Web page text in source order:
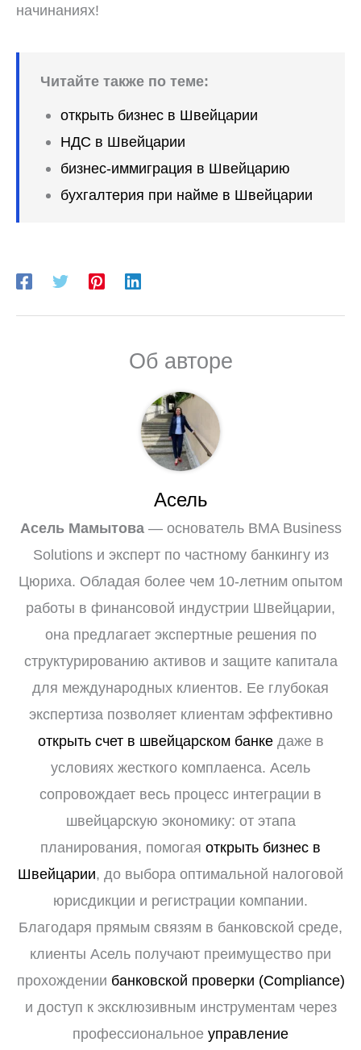
начинаниях!
Читайте также по теме:
открыть бизнес в Швейцарии
НДС в Швейцарии
бизнес-иммиграция в Швейцарию
бухгалтерия при найме в Швейцарии
Об авторе
Асель
Асель Мамытова— основатель BMA Business
Solutions и эксперт по частному банкингу из
Цюриха. Обладая более чем 10-летним опытом
работы в финансовой индустрии Швейцарии,
она предлагает экспертные решения по
структурированию активов и защите капитала
для международных клиентов. Ее глубокая
экспертиза позволяет клиентам эффективно
открыть счет в швейцарском банкедаже в
условиях жесткого комплаенса. Асель
сопровождает весь процесс интеграции в
швейцарскую экономику: от этапа
планирования, помогая открыть бизнес в
Швейцарии, до выбора оптимальной налоговой
юрисдикции и регистрации компании.
Благодаря прямым связям в банковской среде,
клиенты Асель получают преимущество при
прохождении банковской проверки (Compliance)
и доступ к эксклюзивным инструментам через
профессиональное управление